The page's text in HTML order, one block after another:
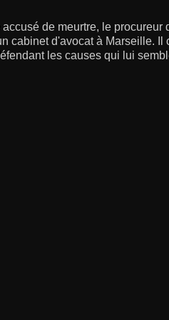
de meurtre, le
cabinet d'avocat à Marseille.
les causes qui lui